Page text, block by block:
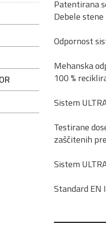
Patentirana
Debele
Odpornost
Mehanska
100 %
Sistem
Testirane
zaščitenih
Sistem
Standard EN